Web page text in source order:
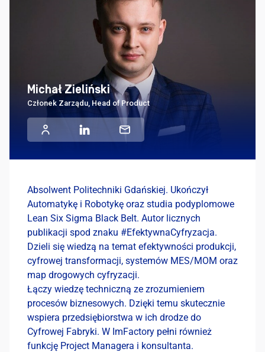
Michał Zieliński
Członek Zarządu, Head of Product
Absolwent Politechniki Gdańskiej. Ukończył
Automatykę i Robotykę oraz studia podyplomowe
Lean Six Sigma Black Belt. Autor licznych
publikacji spod znaku #EfektywnaCyfryzacja.
Dzieli się wiedzą na temat efektywności produkcji,
cyfrowej transformacji, systemów MES/MOM oraz
map drogowych cyfryzacji.
Łączy wiedzę techniczną ze zrozumieniem
procesów biznesowych. Dzięki temu skutecznie
wspiera przedsiębiorstwa w ich drodze do
Cyfrowej Fabryki. W ImFactory pełni również
funkcję Project Managera i konsultanta.